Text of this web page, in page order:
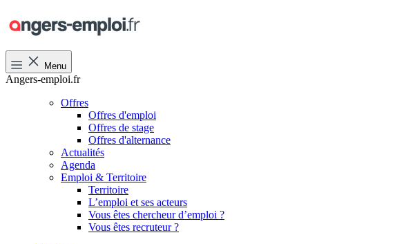
Menu
Angers-emploi.fr
Offres
Offres d'emploi
Offres de stage
Offres d'alternance
Actualités
Agenda
Emploi & Territoire
Territoire
L’emploi et ses acteurs
Vous êtes chercheur d’emploi ?
Vous êtes recruteur ?